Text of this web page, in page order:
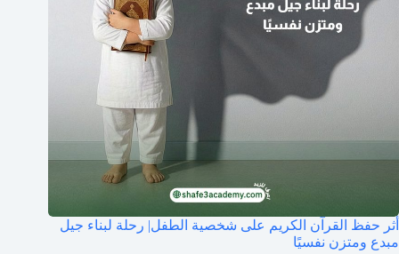
أثر حفظ القرآن الكريم على شخصية الطفل| رحلة لبناء جيل
مبدع ومتزن نفسيًا